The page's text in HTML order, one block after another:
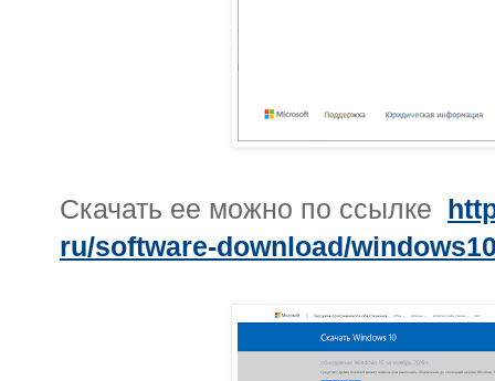
Скачать ее можно по ссылке
ru/software-download/